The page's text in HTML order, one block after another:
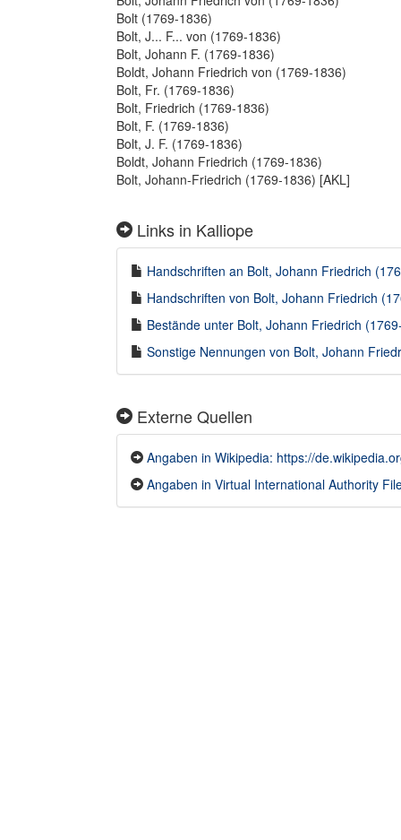
Bolt (1769-1836)
Bolt, J... F... von (1769-1836)
Bolt, Johann F. (1769-1836)
Boldt, Johann Friedrich von (1769-1836)
Bolt, Fr. (1769-1836)
Bolt, Friedrich (1769-1836)
Bolt, F. (1769-1836)
Bolt, J. F. (1769-1836)
Boldt, Johann Friedrich (1769-1836)
Bolt, Johann-Friedrich (1769-1836) [AKL]
Links in Kalliope
Handschriften an Bolt, Johann Friedrich
Handschriften von Bolt, Johann Friedrich
Bestände unter Bolt, Johann Friedrich
Sonstige Nennungen von Bolt, Johann
Externe Quellen
Angaben in Wikipedia: https://
Angaben in Virtual International Authority